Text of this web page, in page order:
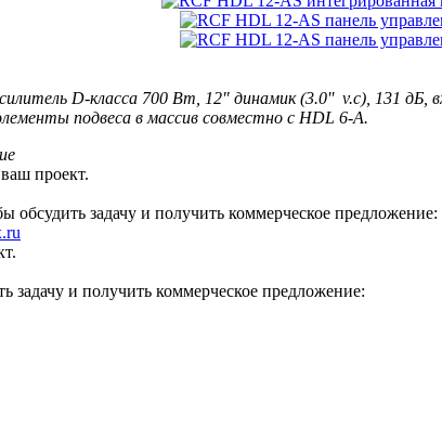
D-класса 700 Вт, 12" динамик (3.0'' v.c), 131
подвеса в массив совместно с HDL 6-A.
проект.
обсудить задачу и получить коммерческое
задачу и получить коммерческое предложение: